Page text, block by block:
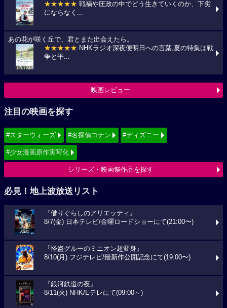
★★★★★ 戦禍や圧政の中でどう生きていくのか、下劣
にならなく...
あの花が咲く丘で、君とまた出会えたら。
★★★★★ NHKラジオ深夜便明日への言葉,夏の特集は戦
争と平...
映画レビュー
注目の映画を探す
#スターウォーズ #名探偵コナン #ディズニー
#少女漫画原作実写化
シリーズ・映画祭作品を探す
必見！地上波放送リスト
『借りぐらしのアリエッティ』
8/7(金) 日本テレビ/金曜ロードショーにて(21:00〜)
『怪盗グルーのミニオン超変身』
8/10(月) フジテレビ/最新作公開記念にて(19:00〜)
『銀河鉄道の夜』
8/11(火) NHK/Eテレにて(09:00～)